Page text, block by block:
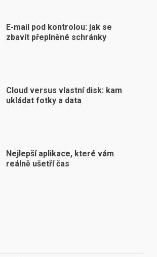
E-mail pod kontrolou: jak se
zbavit přeplněné schránky
Cloud versus vlastní disk: kam
ukládat fotky a data
Nejlepší aplikace, které vám
reálně ušetří čas